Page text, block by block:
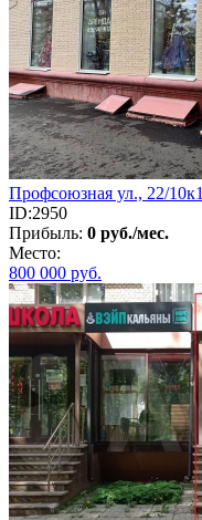
Профсоюзная ул., 22/10к1
ID:2950
Прибыль: 0 руб./мес.
Место:
800 000 руб.